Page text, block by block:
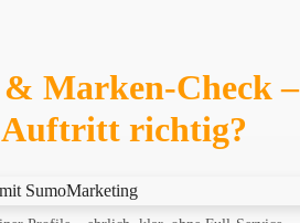
Marken-Check –
richtig?